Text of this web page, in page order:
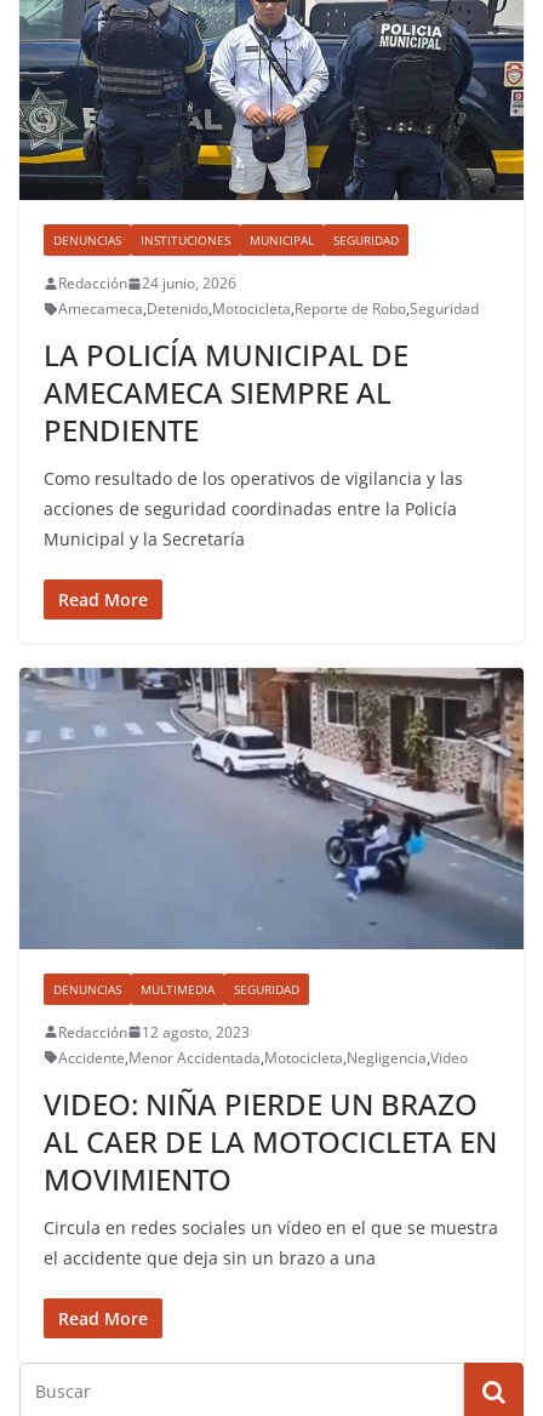
DENUNCIAS INSTITUCIONES MUNICIPAL SEGURIDAD
Redacción
24 junio, 2026
Amecameca,Detenido,Motocicleta,Reporte de Robo,Seguridad
LA POLICÍA MUNICIPAL DE
AMECAMECA SIEMPRE AL
PENDIENTE
Como resultado de los operativos de vigilancia y las
acciones de seguridad coordinadas entre la Policía
Municipal y la Secretaría
Read More
DENUNCIAS MULTIMEDIA SEGURIDAD
Redacción
12 agosto, 2023
Accidente,Menor Accidentada,Motocicleta,Negligencia,Video
VIDEO: NIÑA PIERDE UN BRAZO
AL CAER DE LA MOTOCICLETA EN
MOVIMIENTO
Circula en redes sociales un vídeo en el que se muestra
el accidente que deja sin un brazo a una
Read More